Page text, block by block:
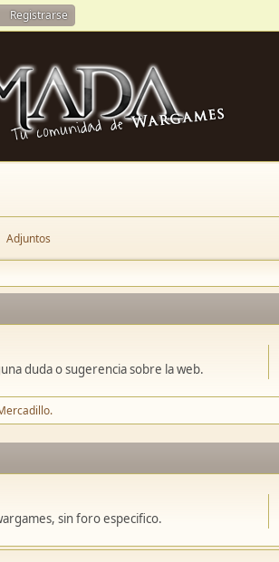
Registrarse
Adjuntos
duda o sugerencia sobre la web.
sin foro especifico.